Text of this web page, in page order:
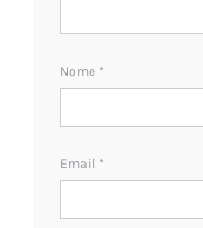
Nome *
Email *